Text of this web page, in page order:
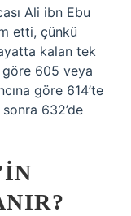
Ali ibn Ebu
etti, çünkü
kalan tek
göre 605 veya
göre 614’te
632’de